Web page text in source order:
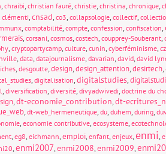
, chraibi, christian fauré, christie, christina, chronique,
clémenti,cnsad, co3, collapsologie, collectif,
, comptabilité, compte, confession, confiscation,
, corsani, cosmos, costech, coupprey-Souberant,
, cryptopartycamp, culture, cunin, cyberféminisme,
, data, datajournalisme, davarian, david, david
, desgoutte,design,design_attention,desirtech,
, digitalisation,digitalstudies,
, diversification, diversité, divyadwivedi, doctrine du
,dt-economie_contribution,dt-
, dt-web_hermeneutique, du, duhem, during,
, economie contributive, ecosysteme,
, eg8, eichmann,emploi, enfant, enjeux, enmi,
,enmi2007,enmi2008,enmi2009,